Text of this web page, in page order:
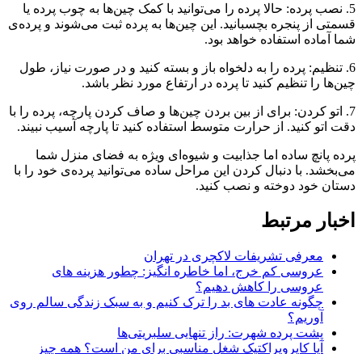
5. نصب پرده: حالا پرده را می‌توانید با کمک چین‌ها به چوب پرده یا
قسمتی از پنجره بچسبانید. این چین‌ها به پرده ثبت می‌شوند و پرده‌ی
شما آماده استفاده خواهد بود.
6. تنظیم: پرده را به دلخواه باز و بسته کنید و در صورت نیاز، طول
چین‌ها را تنظیم کنید تا پرده در ارتفاع مورد نظر باشد.
7. اتو کردن: برای از بین بردن چین‌ها و صاف کردن پارچه، پرده را با
دقت اتو کنید. از حرارت متوسط استفاده کنید تا پارچه آسیب نبیند.
پرده پانچ ساده اما جذابیت و شیوه‌ای ویژه به فضای منزل شما
می‌بخشد. با دنبال کردن این مراحل ساده می‌توانید پرده‌ی خود را با
دستان خود دوخته و نصب کنید.
اخبار مرتبط
معرفی تشریفات لاکچری در تهران
عروسی کم خرج، اما خاطره انگیز: چطور هزینه های
عروسی را کاهش دهیم؟
چگونه عادت‌ های بد را ترک کنیم و به سبک زندگی سالم روی
آوریم؟
پشت پرده شهرت: راز تنهایی سلبریتی‌ها
آیا کایروپراکتیک شغل مناسبی برای من است؟ همه چیز